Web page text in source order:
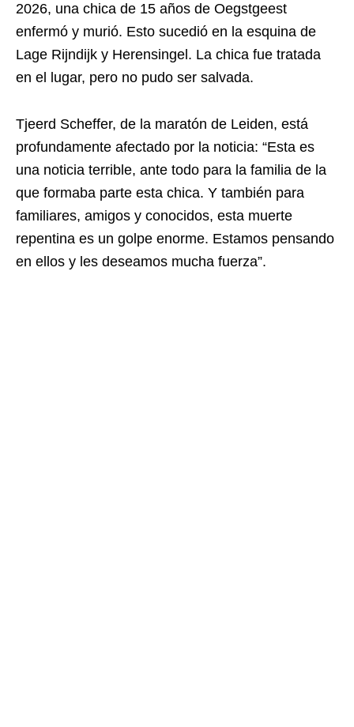
2026, una chica de 15 años de Oegstgeest
enfermó y murió. Esto sucedió en la esquina de
Lage Rijndijk y Herensingel. La chica fue tratada
en el lugar, pero no pudo ser salvada.
Tjeerd Scheffer, de la maratón de Leiden, está
profundamente afectado por la noticia: “Esta es
una noticia terrible, ante todo para la familia de la
que formaba parte esta chica. Y también para
familiares, amigos y conocidos, esta muerte
repentina es un golpe enorme. Estamos pensando
en ellos y les deseamos mucha fuerza”.